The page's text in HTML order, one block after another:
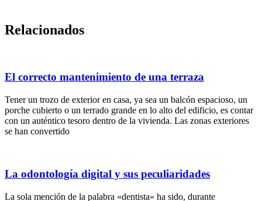
Relacionados
El correcto mantenimiento de una terraza
Tener un trozo de exterior en casa, ya sea un balcón espacioso, un
porche cubierto o un terrado grande en lo alto del edificio, es contar
con un auténtico tesoro dentro de la vivienda. Las zonas exteriores
se han convertido
La odontología digital y sus peculiaridades
La sola mención de la palabra «dentista» ha sido, durante